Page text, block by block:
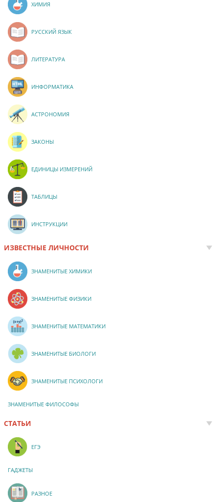
ХИМИЯ
РУССКИЙ ЯЗЫК
ЛИТЕРАТУРА
ИНФОРМАТИКА
АСТРОНОМИЯ
ЗАКОНЫ
ЕДИНИЦЫ ИЗМЕРЕНИЙ
ТАБЛИЦЫ
ИНСТРУКЦИИ
ИЗВЕСТНЫЕ ЛИЧНОСТИ
ЗНАМЕНИТЫЕ ХИМИКИ
ЗНАМЕНИТЫЕ ФИЗИКИ
ЗНАМЕНИТЫЕ МАТЕМАТИКИ
ЗНАМЕНИТЫЕ БИОЛОГИ
ЗНАМЕНИТЫЕ ПСИХОЛОГИ
ЗНАМЕНИТЫЕ ФИЛОСОФЫ
СТАТЬИ
ЕГЭ
ГАДЖЕТЫ
РАЗНОЕ